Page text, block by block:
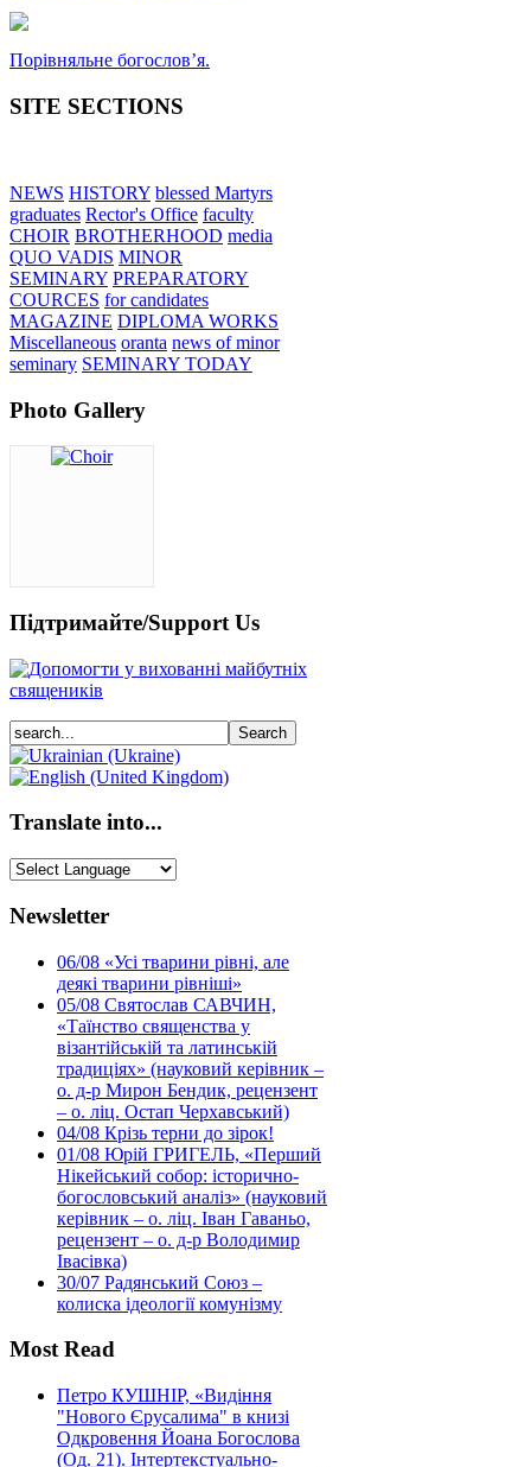
Порівняльне богословʼя.
SITE SECTIONS
NEWS HISTORY blessed Martyrs
graduates Rector's Office faculty
CHOIR BROTHERHOOD media
QUO VADIS MINOR
SEMINARY PREPARATORY
COURCES for candidates
MAGAZINE DIPLOMA WORKS
Miscellaneous oranta news of minor
seminary SEMINARY TODAY
Photo Gallery
Підтримайте/Support Us
Translate into...
Newsletter
06/08 «Усі тварини рівні, але
деякі тварини рівніші»
05/08 Святослав САВЧИН,
«Таїнство священства у
візантійській та латинській
традиціях» (науковий керівник –
о. д-р Мирон Бендик, рецензент
– о. ліц. Остап Черхавський)
04/08 Крізь терни до зірок!
01/08 Юрій ГРИГЕЛЬ, «Перший
Нікейський собор: історично-
богословський аналіз» (науковий
керівник – о. ліц. Іван Гаваньо,
рецензент – о. д-р Володимир
Івасівка)
30/07 Радянський Союз –
колиска ідеології комунізму
Most Read
Петро КУШНІР, «Видіння
"Нового Єрусалима" в книзі
Одкровення Йоана Богослова
(Од. 21). Інтертекстуально-